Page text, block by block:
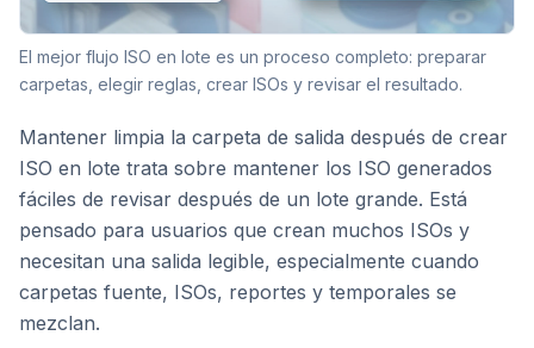
El mejor flujo ISO en lote es un proceso completo: preparar
carpetas, elegir reglas, crear ISOs y revisar el resultado.
Mantener limpia la carpeta de salida después de crear
ISO en lote trata sobre mantener los ISO generados
fáciles de revisar después de un lote grande. Está
pensado para usuarios que crean muchos ISOs y
necesitan una salida legible, especialmente cuando
carpetas fuente, ISOs, reportes y temporales se
mezclan.